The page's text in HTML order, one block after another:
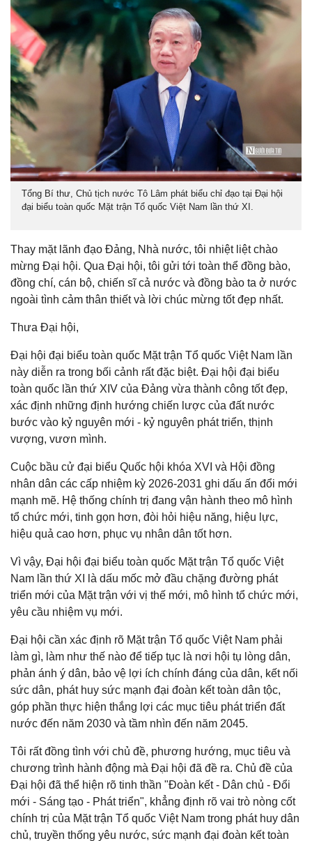
Tổng Bí thư, Chủ tịch nước Tô Lâm phát biểu chỉ đạo tại Đại hội
đại biểu toàn quốc Mặt trận Tổ quốc Việt Nam lần thứ XI.
Thay mặt lãnh đạo Đảng, Nhà nước, tôi nhiệt liệt chào
mừng Đại hội. Qua Đại hội, tôi gửi tới toàn thể đồng bào,
đồng chí, cán bộ, chiến sĩ cả nước và đồng bào ta ở nước
ngoài tình cảm thân thiết và lời chúc mừng tốt đẹp nhất.
Thưa Đại hội,
Đại hội đại biểu toàn quốc Mặt trận Tổ quốc Việt Nam lần
này diễn ra trong bối cảnh rất đặc biệt. Đại hội đại biểu
toàn quốc lần thứ XIV của Đảng vừa thành công tốt đẹp,
xác định những định hướng chiến lược của đất nước
bước vào kỷ nguyên mới - kỷ nguyên phát triển, thịnh
vượng, vươn mình.
Cuộc bầu cử đại biểu Quốc hội khóa XVI và Hội đồng
nhân dân các cấp nhiệm kỳ 2026-2031 ghi dấu ấn đổi mới
mạnh mẽ. Hệ thống chính trị đang vận hành theo mô hình
tổ chức mới, tinh gọn hơn, đòi hỏi hiệu năng, hiệu lực,
hiệu quả cao hơn, phục vụ nhân dân tốt hơn.
Vì vậy, Đại hội đại biểu toàn quốc Mặt trận Tổ quốc Việt
Nam lần thứ XI là dấu mốc mở đầu chặng đường phát
triển mới của Mặt trận với vị thế mới, mô hình tổ chức mới,
yêu cầu nhiệm vụ mới.
Đại hội cần xác định rõ Mặt trận Tổ quốc Việt Nam phải
làm gì, làm như thế nào để tiếp tục là nơi hội tụ lòng dân,
phản ánh ý dân, bảo vệ lợi ích chính đáng của dân, kết nối
sức dân, phát huy sức mạnh đại đoàn kết toàn dân tộc,
góp phần thực hiện thắng lợi các mục tiêu phát triển đất
nước đến năm 2030 và tầm nhìn đến năm 2045.
Tôi rất đồng tình với chủ đề, phương hướng, mục tiêu và
chương trình hành động mà Đại hội đã đề ra. Chủ đề của
Đại hội đã thể hiện rõ tinh thần "Đoàn kết - Dân chủ - Đổi
mới - Sáng tạo - Phát triển", khẳng định rõ vai trò nòng cốt
chính trị của Mặt trận Tổ quốc Việt Nam trong phát huy dân
chủ, truyền thống yêu nước, sức mạnh đại đoàn kết toàn